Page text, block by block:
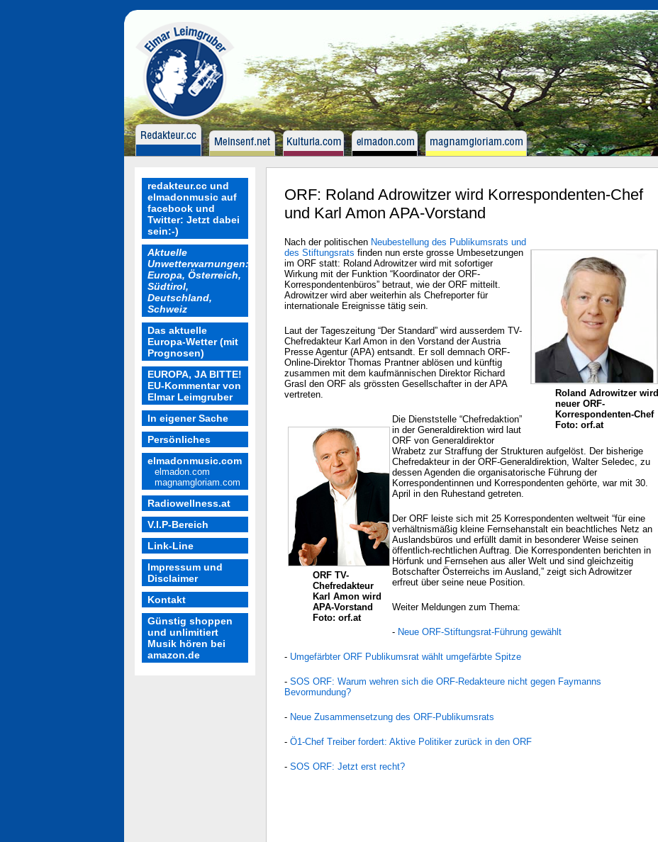
redakteur.cc und
elmadonmusic auf
facebook und
Twitter: Jetzt dabei
sein:-)
Aktuelle
Unwetterwarnungen:
Europa, Österreich,
Südtirol,
Deutschland,
Schweiz
Das aktuelle
Europa-Wetter (mit
Prognosen)
EUROPA, JA BITTE!
EU-Kommentar von
Elmar Leimgruber
In eigener Sache
Persönliches
elmadonmusic.com
elmadon.com
magnamgloriam.com
Radiowellness.at
V.I.P-Bereich
Link-Line
Impressum und
Disclaimer
Kontakt
Günstig shoppen
und unlimitiert
Musik hören bei
amazon.de
ORF: Roland Adrowitzer wird Korrespondenten-Chef
und Karl Amon APA-Vorstand
Roland Adrowitzer wird
neuer ORF-
Korrespondenten-Chef
Foto: orf.at
Nach der politischen Neubestellung des Publikumsrats und
des Stiftungsrats finden nun erste grosse Umbesetzungen
im ORF statt: Roland Adrowitzer wird mit sofortiger
Wirkung mit der Funktion “Koordinator der ORF-
Korrespondentenbüros” betraut, wie der ORF mitteilt.
Adrowitzer wird aber weiterhin als Chefreporter für
internationale Ereignisse tätig sein.
Laut der Tageszeitung “Der Standard” wird ausserdem TV-
Chefredakteur Karl Amon in den Vorstand der Austria
Presse Agentur (APA) entsandt. Er soll demnach ORF-
Online-Direktor Thomas Prantner ablösen und künftig
zusammen mit dem kaufmännischen Direktor Richard
Grasl den ORF als grössten Gesellschafter in der APA
vertreten.
ORF TV-
Chefredakteur
Karl Amon wird
APA-Vorstand
Foto: orf.at
Die Dienststelle “Chefredaktion”
in der Generaldirektion wird laut
ORF von Generaldirektor
Wrabetz zur Straffung der Strukturen aufgelöst. Der bisherige
Chefredakteur in der ORF-Generaldirektion, Walter Seledec, zu
dessen Agenden die organisatorische Führung der
Korrespondentinnen und Korrespondenten gehörte, war mit 30.
April in den Ruhestand getreten.
Der ORF leiste sich mit 25 Korrespondenten weltweit “für eine
verhältnismäßig kleine Fernsehanstalt ein beachtliches Netz an
Auslandsbüros und erfüllt damit in besonderer Weise seinen
öffentlich-rechtlichen Auftrag. Die Korrespondenten berichten in
Hörfunk und Fernsehen aus aller Welt und sind gleichzeitig
Botschafter Österreichs im Ausland,” zeigt sich Adrowitzer
erfreut über seine neue Position.
Weiter Meldungen zum Thema:
- Neue ORF-Stiftungsrat-Führung gewählt
- Umgefärbter ORF Publikumsrat wählt umgefärbte Spitze
- SOS ORF: Warum wehren sich die ORF-Redakteure nicht gegen Faymanns
Bevormundung?
- Neue Zusammensetzung des ORF-Publikumsrats
- Ö1-Chef Treiber fordert: Aktive Politiker zurück in den ORF
- SOS ORF: Jetzt erst recht?